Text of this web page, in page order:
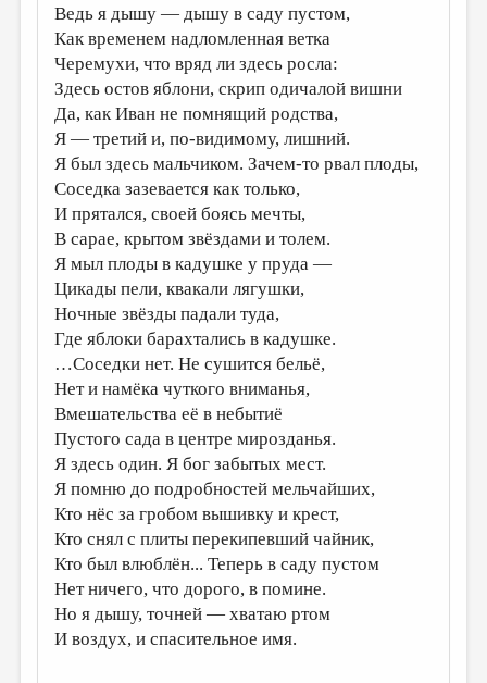
КОНКУРСЫ
ДЕТСКАЯ КОМНАТА
КНИЖНАЯ ПОЛКА
ОБЗОР ЛИТЕРАТУРЫ
СТРАНИЦЫ ПАМЯТИ
ОБЪЯВЛЕНИЯ
КОЛОНКА РЕДАКТОРА
РЕДКОЛЛЕГИЯ
ОТ РЕДАКЦИИ
МАЛАЯ ПРОЗА
ЭССЕИСТИКА
ЛИТЕРАТУРОВЕДЕНИЕ
КУЛЬТУРОВЕДЕНИЕ
ПУБЛИЦИСТИКА
РЕЦЕНЗИРОВАНИЕ
ЦИКЛЫ ПУБЛИКАЦИЙ
ТРЕДИАКОВСКИЙ
Ведь я дышу — дышу в саду пустом,
Как временем надломленная ветка
Черемухи, что вряд ли здесь росла:
Здесь остов яблони, скрип одичалой вишни
Да, как Иван не помнящий родства,
Я — третий и, по-видимому, лишний.
Я был здесь мальчиком. Зачем-то рвал плоды,
Соседка зазевается как только,
И прятался, своей боясь мечты,
В сарае, крытом звёздами и толем.
Я мыл плоды в кадушке у пруда —
Цикады пели, квакали лягушки,
Ночные звёзды падали туда,
Где яблоки барахтались в кадушке.
…Соседки нет. Не сушится бельё,
Нет и намёка чуткого вниманья,
Вмешательства её в небытиё
Пустого сада в центре мирозданья.
Я здесь один. Я бог забытых мест.
Я помню до подробностей мельчайших,
Кто нёс за гробом вышивку и крест,
Кто снял с плиты перекипевший чайник,
Кто был влюблён... Теперь в саду пустом
Нет ничего, что дорого, в помине.
Но я дышу, точней — хватаю ртом
И воздух, и спасительное имя.